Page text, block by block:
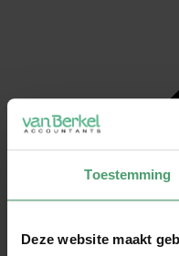
Toestemming
Deze website maakt